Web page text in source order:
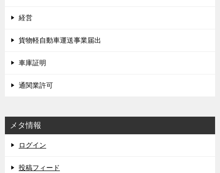
経営
貨物軽自動車運送事業届出
車庫証明
通関業許可
メタ情報
ログイン
投稿フィード